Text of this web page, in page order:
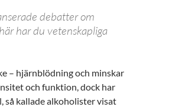
debatter om
har du vetenskapliga
– hjärnblödning och minskar
och funktion, dock har
så kallade alkoholister visat